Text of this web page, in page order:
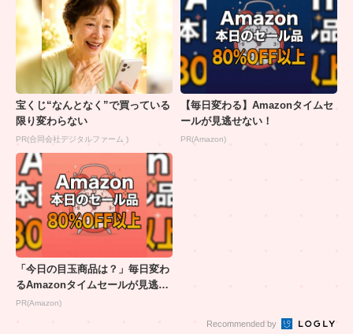
宝くじ“なんとなく”で買っている
限り変わらない
PR(合同会社デジタルファーム )
【毎日変わる】Amazonタイムセ
ールが見逃せない！
PR(Amazon)
「今日の目玉商品は？」毎日変わ
るAmazonタイムセールが見逃せ
ない
PR(Amazon)
Recommended by